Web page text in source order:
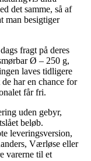
det samme, så af
man besigtiger
fragt på deres
Ø – 250 g,
laves tidligere
har en chance for
får fri.
uden gebyr,
beløb.
leveringsversion,
Værløse eller
varerne til et